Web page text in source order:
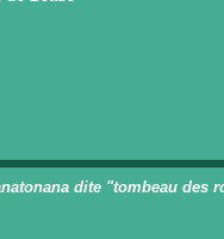
dite "tombeau des